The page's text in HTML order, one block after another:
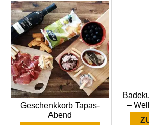
Geschenkkorb Tapas-
Abend
–